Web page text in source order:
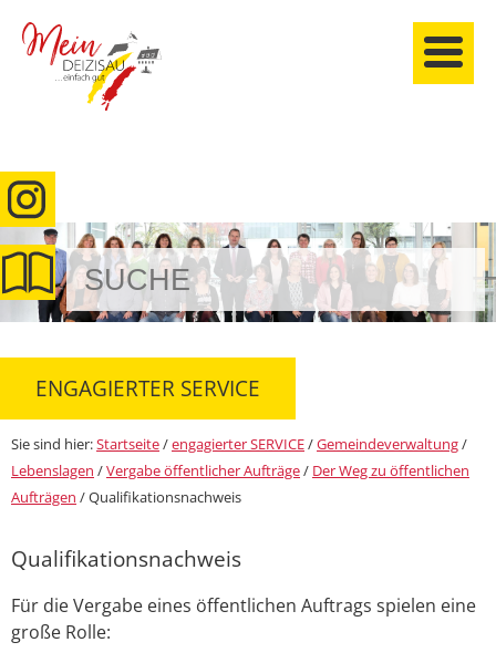
anmelden
ENGAGIERTER SERVICE
Sie sind hier:Startseite/engagierter SERVICE/Gemeindeverwaltung/
Lebenslagen /Vergabe öffentlicher Aufträge/ Der Weg zu öffentlichen
Aufträgen /Qualifikationsnachweis
Qualifikationsnachweis
Für die Vergabe eines öffentlichen Auftrags spielen eine
große Rolle: